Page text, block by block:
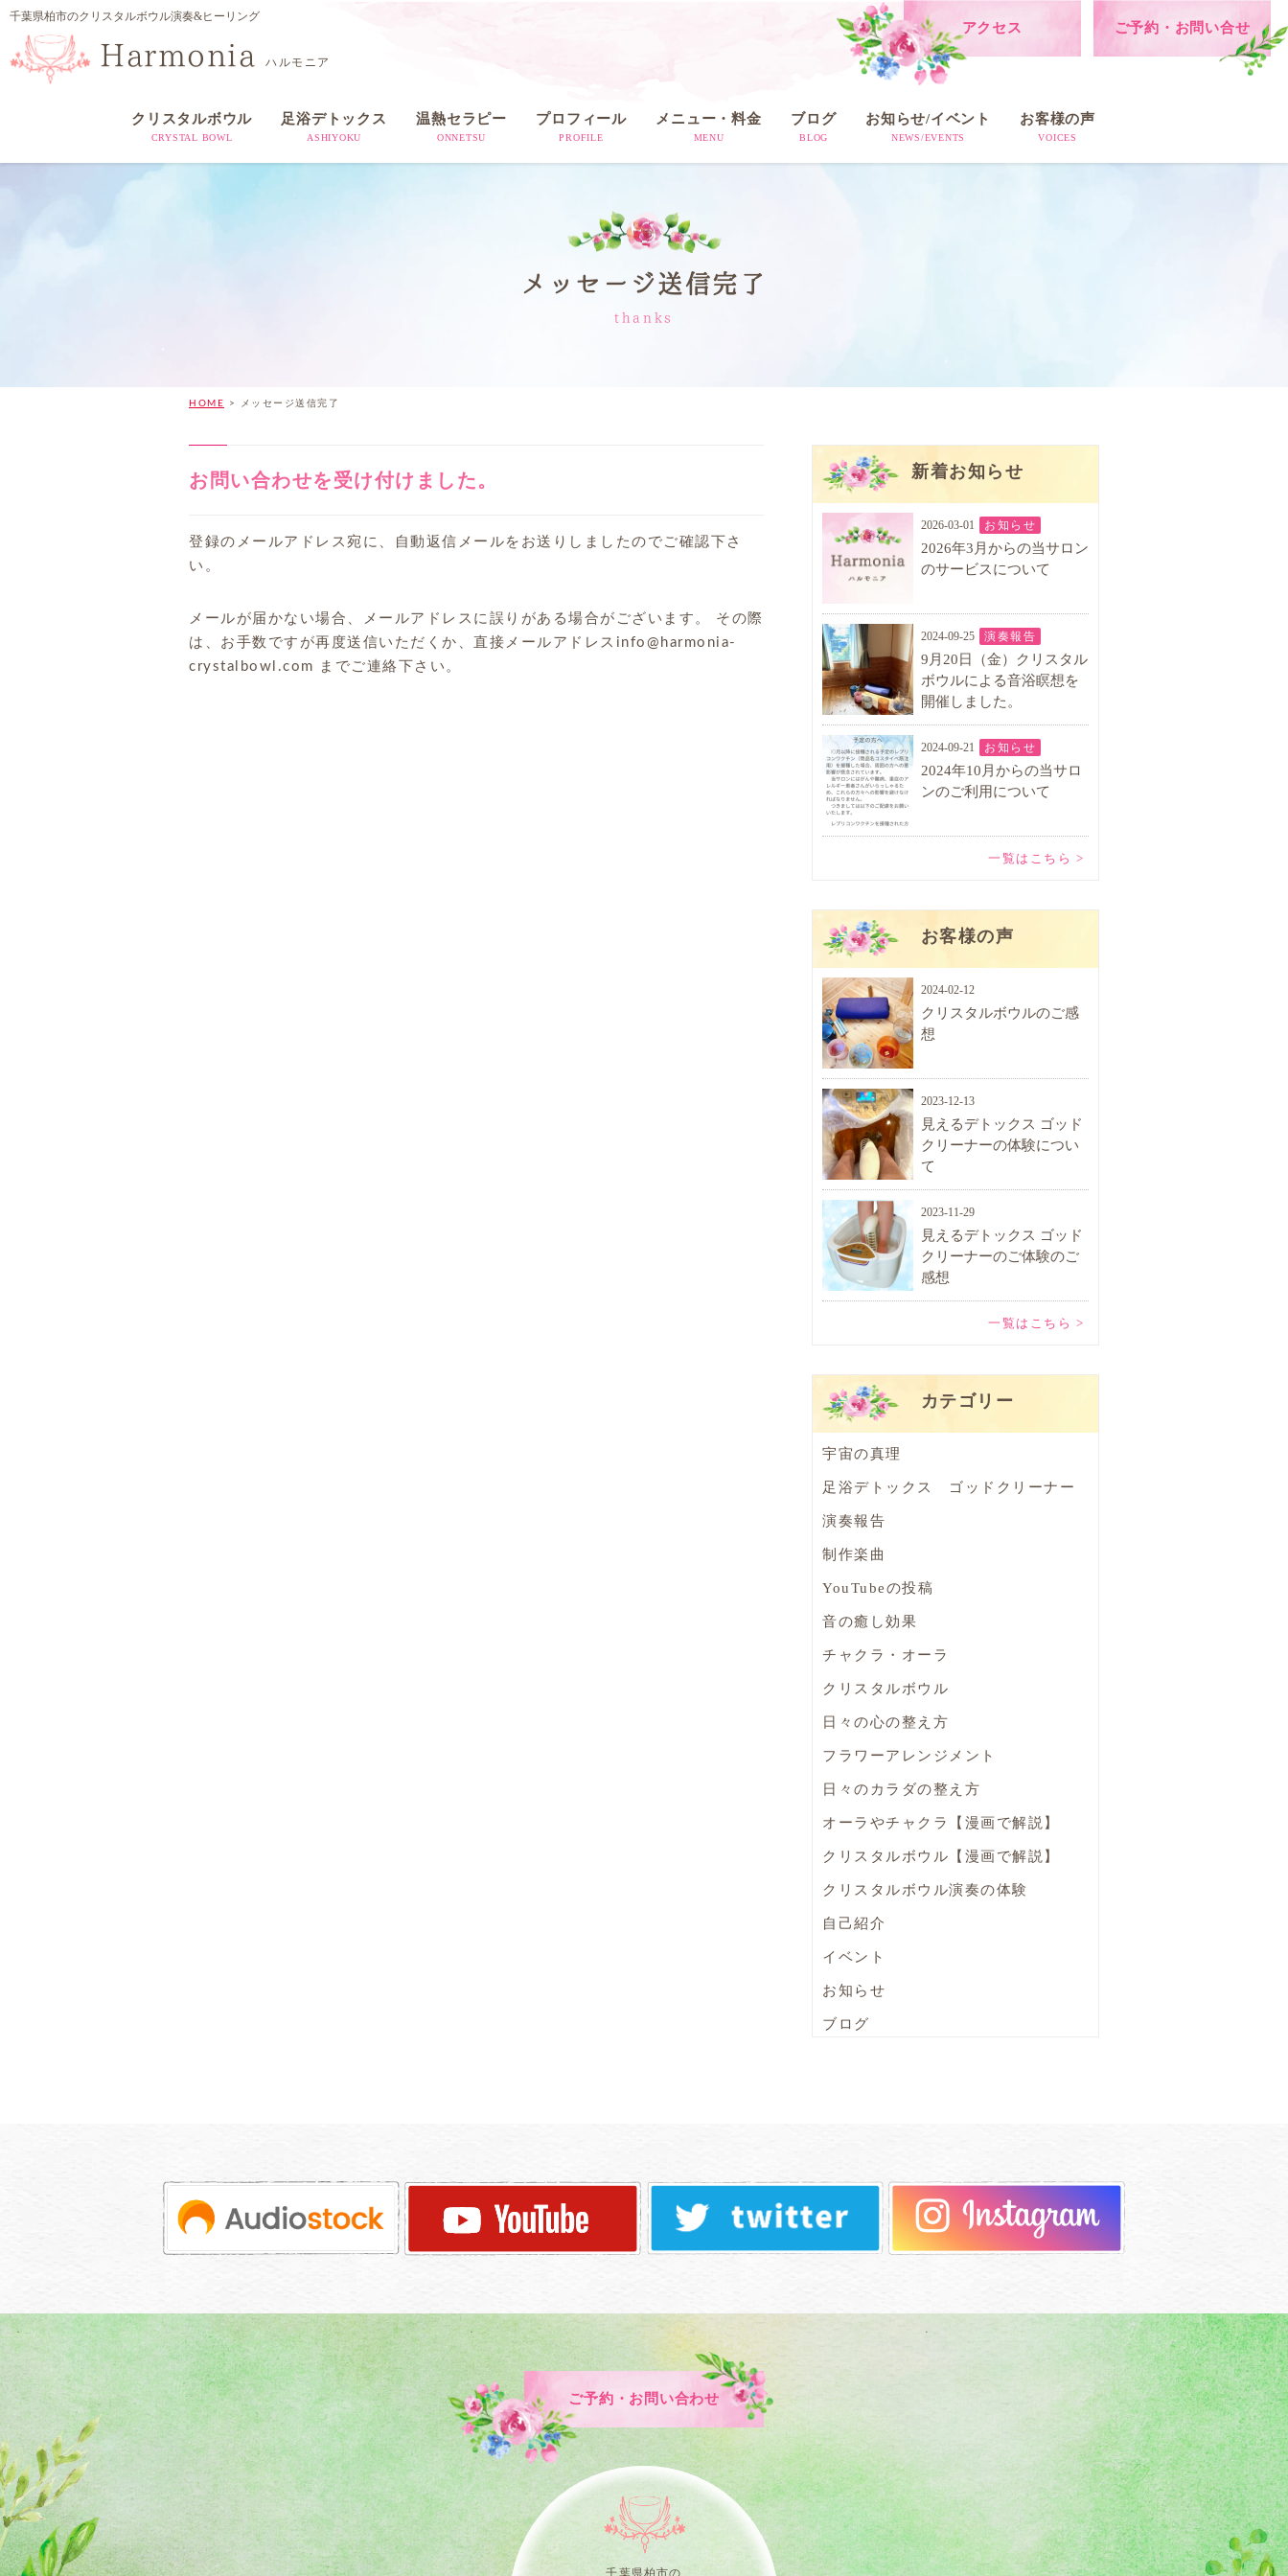
千葉県柏市のクリスタルボウル演奏&ヒーリング
Harmonia ハルモニア
アクセス ご予約・お問い合せ
クリスタルボウル
CRYSTAL BOWL
足浴デトックス
ASHIYOKU
温熱セラピー
ONNETSU
プロフィール
PROFILE
メニュー・料金
MENU
ブログ
BLOG
お知らせ/イベント
NEWS/EVENTS
お客様の声
VOICES
メッセージ送信完了
thanks
HOME > メッセージ送信完了
お問い合わせを受け付けました。
登録のメールアドレス宛に、自動返信メールをお送りしましたのでご確認下さ
い。
メールが届かない場合、メールアドレスに誤りがある場合がございます。 その際
は、お手数ですが再度送信いただくか、直接メールアドレスinfo@harmonia-
crystalbowl.com までご連絡下さい。
新着お知らせ
2026-03-01 お知らせ
2026年3月からの当サロン
のサービスについて
2024-09-25 演奏報告
9月20日（金）クリスタル
ボウルによる音浴瞑想を
開催しました。
2024-09-21 お知らせ
2024年10月からの当サロ
ンのご利用について
一覧はこちら >
お客様の声
2024-02-12
クリスタルボウルのご感
想
2023-12-13
見えるデトックス ゴッド
クリーナーの体験につい
て
2023-11-29
見えるデトックス ゴッド
クリーナーのご体験のご
感想
一覧はこちら >
カテゴリー
宇宙の真理
足浴デトックス ゴッドクリーナー
演奏報告
制作楽曲
YouTubeの投稿
音の癒し効果
チャクラ・オーラ
クリスタルボウル
日々の心の整え方
フラワーアレンジメント
日々のカラダの整え方
オーラやチャクラ【漫画で解説】
クリスタルボウル【漫画で解説】
クリスタルボウル演奏の体験
自己紹介
イベント
お知らせ
ブログ
ご予約・お問い合わせ
千葉県柏市の